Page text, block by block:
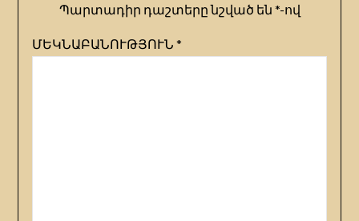
Պարտադիր դաշտերը նշված են *-ով
ՄԵԿՆԱԲԱՆՈՒԹՅՈՒՆ *